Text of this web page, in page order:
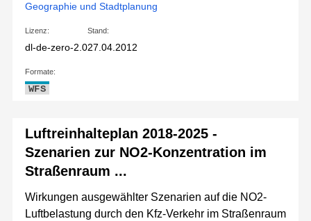
Geographie und Stadtplanung
Lizenz:
dl-de-zero-2.0
Stand:
27.04.2012
Formate:
WFS
Luftreinhalteplan 2018-2025 -
Szenarien zur NO2-Konzentration im
Straßenraum ...
Wirkungen ausgewählter Szenarien auf die NO2-
Luftbelastung durch den Kfz-Verkehr im Straßenraum